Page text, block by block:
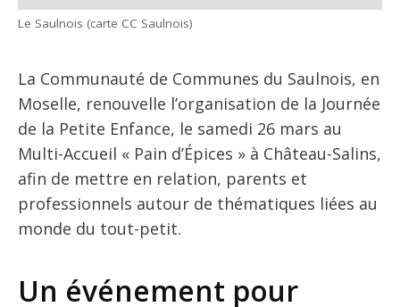
Le Saulnois (carte CC Saulnois)
La Communauté de Communes du Saulnois, en
Moselle, renouvelle l’organisation de la Journée
de la Petite Enfance, le samedi 26 mars au
Multi-Accueil « Pain d’Épices » à Château-Salins,
afin de mettre en relation, parents et
professionnels autour de thématiques liées au
monde du tout-petit.
Un événement pour